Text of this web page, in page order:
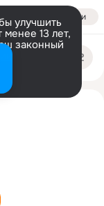
Войти
улучшить
13 лет,
законный